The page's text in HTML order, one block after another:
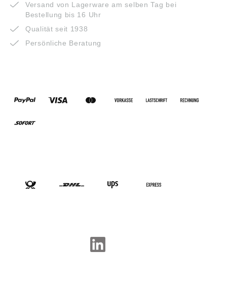
Versand von Lagerware am selben Tag bei
Bestellung bis 16 Uhr
Qualität seit 1938
Persönliche Beratung